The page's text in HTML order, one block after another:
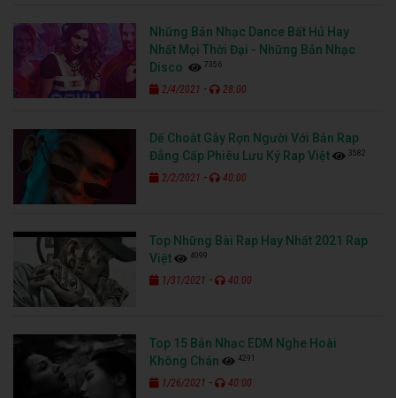
Những Bản Nhạc Dance Bất Hủ Hay
Nhất Mọi Thời Đại - Những Bản Nhạc
Disco
7356
2/4/2021 - 28:00
Dế Choắt Gây Rợn Người Với Bản Rap
Đẳng Cấp Phiêu Lưu Ký Rap Việt
3582
2/2/2021 - 40:00
Top Những Bài Rap Hay Nhất 2021 Rap
Việt
4099
1/31/2021 - 40:00
Top 15 Bản Nhạc EDM Nghe Hoài
Không Chán
4291
1/26/2021 - 40:00